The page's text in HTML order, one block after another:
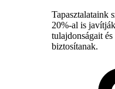
Tapasztalataink
20%-al is
tulajdonságait
biztosítanak.